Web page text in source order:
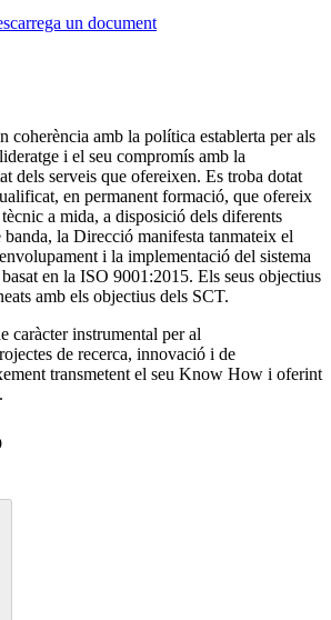
un document
coherència amb la política establerta per als
i el seu compromís amb la
dels serveis que ofereixen. Es troba dotat
en permanent formació, que ofereix
a mida, a disposició dels diferents
la Direcció manifesta tanmateix el
i la implementació del sistema
en la ISO 9001:2015. Els seus objectius
amb els objectius dels SCT.
caràcter instrumental per al
de recerca, innovació i de
transmetent el seu Know How i oferint